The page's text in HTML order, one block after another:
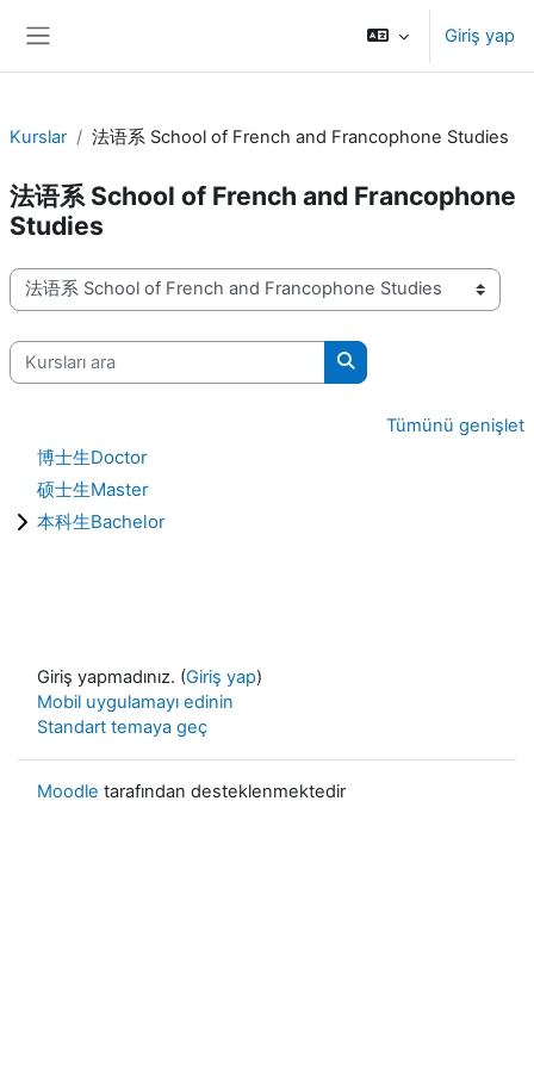
Giriş yap
Kurslar 法语系 School of French and Francophone Studies
法语系 School of French and Francophone
Studies
Kurs Kategorileri
Kursları ara
Kursları ara
Tümünü genişlet
博士生Doctor
硕士生Master
本科生Bachelor
Giriş yapmadınız. (Giriş yap)
Mobil uygulamayı edinin
Standart temaya geç
Moodle tarafından desteklenmektedir